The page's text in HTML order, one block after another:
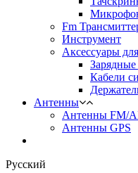
Fm
Инструмент
Аксессуары
Зарядные
Кабели
Антенны
Антенны FM/
Антенны GPS
Русский